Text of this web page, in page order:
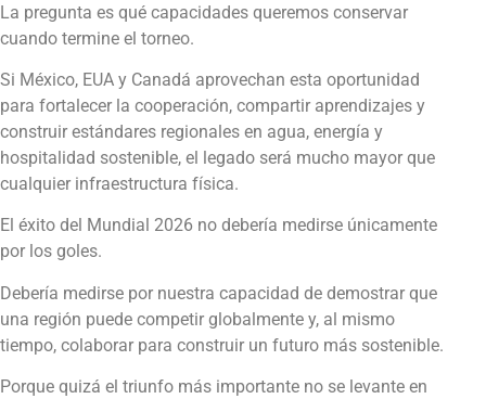
La pregunta es qué capacidades queremos conservar
cuando termine el torneo.
Si México, EUA y Canadá aprovechan esta oportunidad
para fortalecer la cooperación, compartir aprendizajes y
construir estándares regionales en agua, energía y
hospitalidad sostenible, el legado será mucho mayor que
cualquier infraestructura física.
El éxito del Mundial 2026 no debería medirse únicamente
por los goles.
Debería medirse por nuestra capacidad de demostrar que
una región puede competir globalmente y, al mismo
tiempo, colaborar para construir un futuro más sostenible.
Porque quizá el triunfo más importante no se levante en